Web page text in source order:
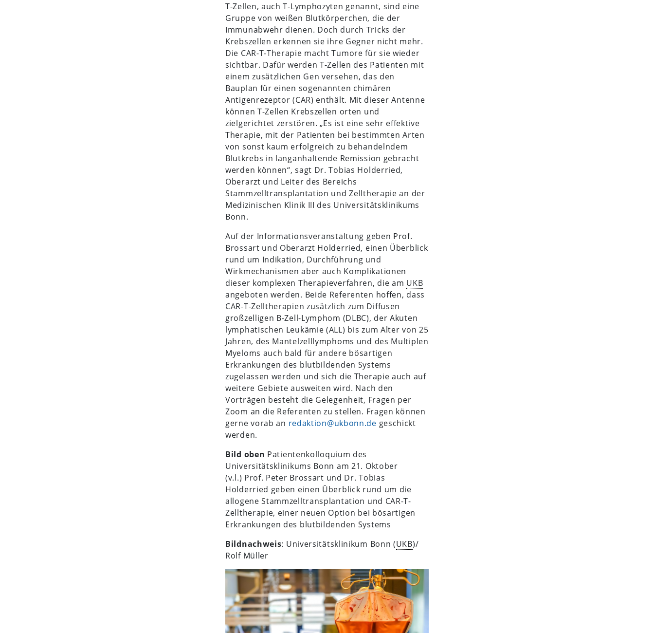
T-Zellen, auch T-Lymphozyten genannt, sind eine
Gruppe von weißen Blutkörperchen, die der
Immunabwehr dienen. Doch durch Tricks der
Krebszellen erkennen sie ihre Gegner nicht mehr.
Die CAR-T-Therapie macht Tumore für sie wieder
sichtbar. Dafür werden T-Zellen des Patienten mit
einem zusätzlichen Gen versehen, das den
Bauplan für einen sogenannten chimären
Antigenrezeptor (CAR) enthält. Mit dieser Antenne
können T-Zellen Krebszellen orten und
zielgerichtet zerstören. „Es ist eine sehr effektive
Therapie, mit der Patienten bei bestimmten Arten
von sonst kaum erfolgreich zu behandelndem
Blutkrebs in langanhaltende Remission gebracht
werden können“, sagt Dr. Tobias Holderried,
Oberarzt und Leiter des Bereichs
Stammzelltransplantation und Zelltherapie an der
Medizinischen Klinik III des Universitätsklinikums
Bonn.
Auf der Informationsveranstaltung geben Prof.
Brossart und Oberarzt Holderried, einen Überblick
rund um Indikation, Durchführung und
Wirkmechanismen aber auch Komplikationen
dieser komplexen Therapieverfahren, die am UKB
angeboten werden. Beide Referenten hoffen, dass
CAR-T-Zelltherapien zusätzlich zum Diffusen
großzelligen B-Zell-Lymphom (DLBC), der Akuten
lymphatischen Leukämie (ALL) bis zum Alter von 25
Jahren, des Mantelzelllymphoms und des Multiplen
Myeloms auch bald für andere bösartigen
Erkrankungen des blutbildenden Systems
zugelassen werden und sich die Therapie auch auf
weitere Gebiete ausweiten wird. Nach den
Vorträgen besteht die Gelegenheit, Fragen per
Zoom an die Referenten zu stellen. Fragen können
gerne vorab an redaktion@ukbonn.de geschickt
werden.
Bild oben Patientenkolloquium des
Universitätsklinikums Bonn am 21. Oktober
(v.l.) Prof. Peter Brossart und Dr. Tobias
Holderried geben einen Überblick rund um die
allogene Stammzelltransplantation und CAR-T-
Zelltherapie, einer neuen Option bei bösartigen
Erkrankungen des blutbildenden Systems
Bildnachweis: Universitätsklinikum Bonn (UKB)/
Rolf Müller